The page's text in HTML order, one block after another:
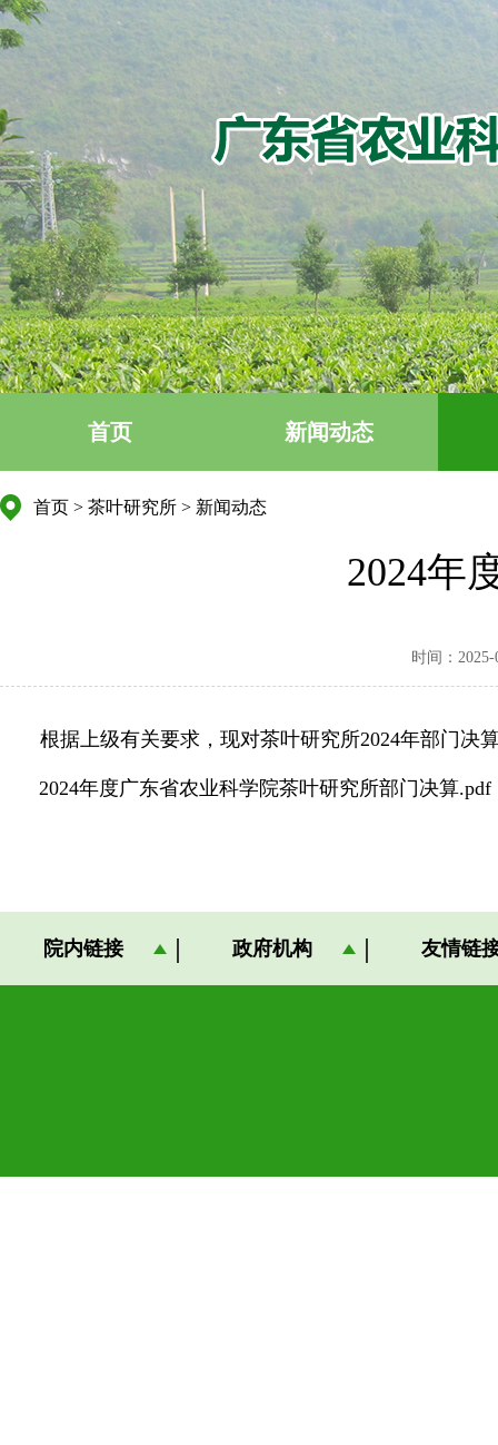
首页 新闻动态
首页 > 茶叶研究所 > 新闻动态
2024年
时间：2025-
根据上级有关要求，现对茶叶研究所2024年部门决
2024年度广东省农业科学院茶叶研究所部门决算.pdf
院内链接 政府机构 友情链